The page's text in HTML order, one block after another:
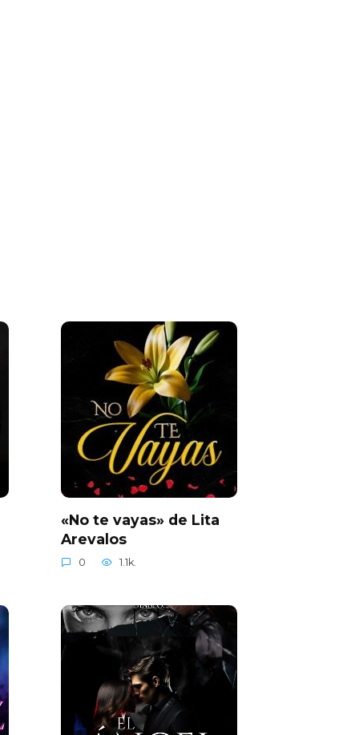
«No te vayas» de Lita
Arevalos
0 1.1k.